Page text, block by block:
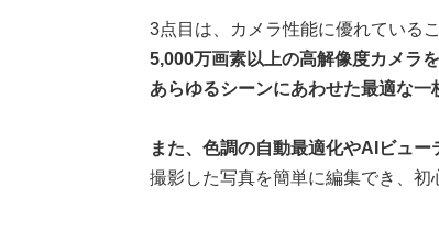
3点目は、カメラ性能に優れているこ
5,000万画素以上の高解像度カメラ
あらゆるシーンにあわせた最適な一
また、色調の自動最適化やAIビュー
撮影した写真を簡単に編集でき、初